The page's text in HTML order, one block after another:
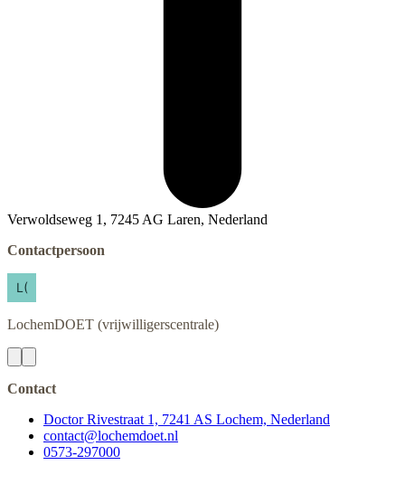
Verwoldseweg 1, 7245 AG Laren, Nederland
Contactpersoon
LochemDOET (vrijwilligerscentrale)
Contact
Doctor Rivestraat 1, 7241 AS Lochem, Nederland
contact@lochemdoet.nl
0573-297000